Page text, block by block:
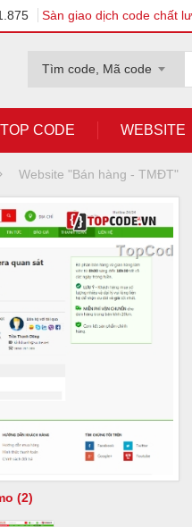
Sàn giao dịch code chất
Tìm code, Mã code
TOP CODE WEBSITE
Website "Bán hàng - TMĐT"
(2)